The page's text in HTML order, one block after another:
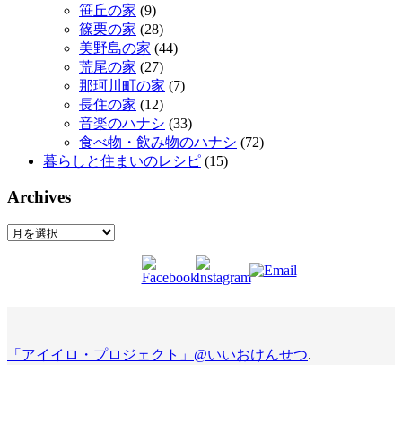
笹丘の家 (9)
篠栗の家 (28)
美野島の家 (44)
荒尾の家 (27)
那珂川町の家 (7)
長住の家 (12)
音楽のハナシ (33)
食べ物・飲み物のハナシ (72)
暮らしと住まいのレシピ (15)
Archives
Archives
「アイイロ・プロジェクト」@いいおけんせつ.